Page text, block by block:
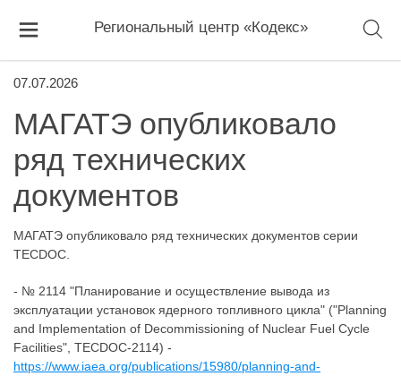
Региональный центр «Кодекс»
07.07.2026
МАГАТЭ опубликовало
ряд технических
документов
МАГАТЭ опубликовало ряд технических документов серии
TECDOC.
- № 2114 "Планирование и осуществление вывода из
эксплуатации установок ядерного топливного цикла" ("Planning
and Implementation of Decommissioning of Nuclear Fuel Cycle
Facilities", TECDOC-2114) -
https://www.iaea.org/publications/15980/planning-and-